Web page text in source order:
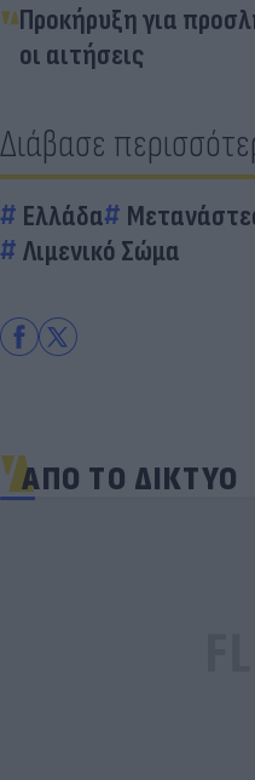
Προκήρυξη για
οι αιτήσεις
Διάβασε
Ελλάδα
Λιμενικό Σώμα
ΑΠΟ ΤΟ ΔΙΚΤΥΟ